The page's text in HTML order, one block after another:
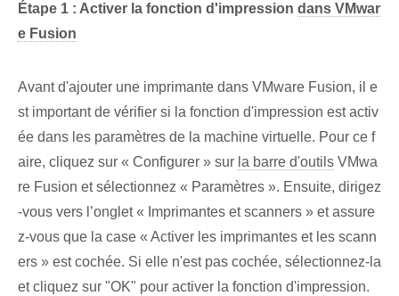
Étape 1 : Activer la fonction d'impression dans VMwar
e Fusion
Avant d'ajouter une imprimante dans VMware Fusion, il e
st important de vérifier si la fonction d'impression est activ
ée dans les paramètres de la machine virtuelle. Pour ce f
aire, cliquez sur « Configurer » sur la barre d'outils VMwa
re Fusion et sélectionnez « Paramètres ». Ensuite, dirigez
-vous vers l’onglet « Imprimantes et scanners » et assure
z-vous que la case « Activer les imprimantes et les scann
ers » est cochée. Si elle n'est pas cochée, sélectionnez-la
et cliquez sur "OK" pour activer la fonction d'impression.